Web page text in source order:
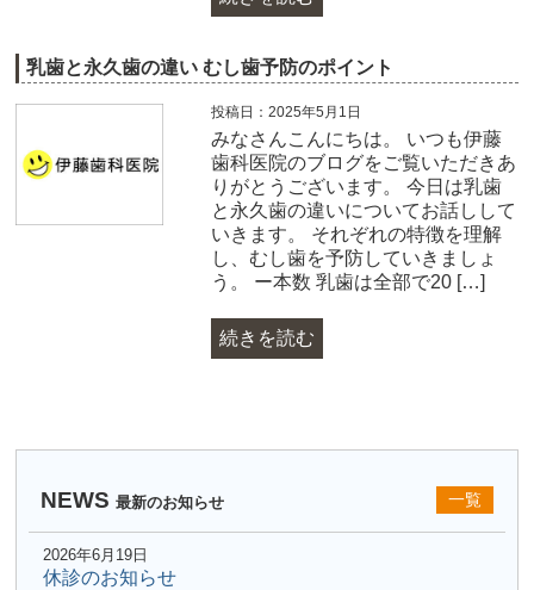
乳歯と永久歯の違い むし歯予防のポイント
投稿日：2025年5月1日
みなさんこんにちは。 いつも伊藤
歯科医院のブログをご覧いただきあ
りがとうございます。 今日は乳歯
と永久歯の違いについてお話しして
いきます。 それぞれの特徴を理解
し、むし歯を予防していきましょ
う。 ー本数 乳歯は全部で20 […]
続きを読む
NEWS 最新のお知らせ 一覧
2026年6月19日
休診のお知らせ